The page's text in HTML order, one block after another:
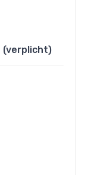
(verplicht)